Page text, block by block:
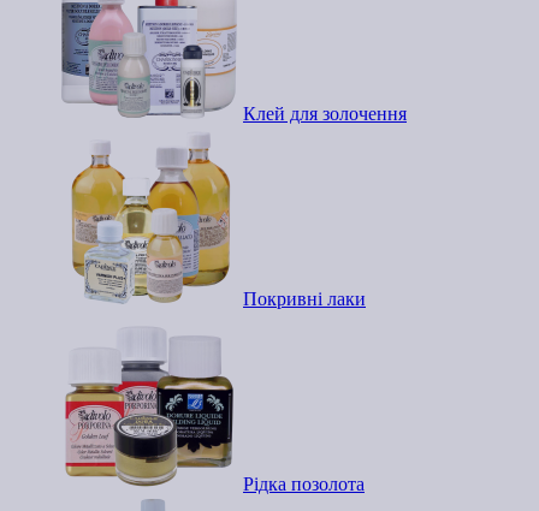
Клей для золочення
Покривні лаки
Рідка позолота